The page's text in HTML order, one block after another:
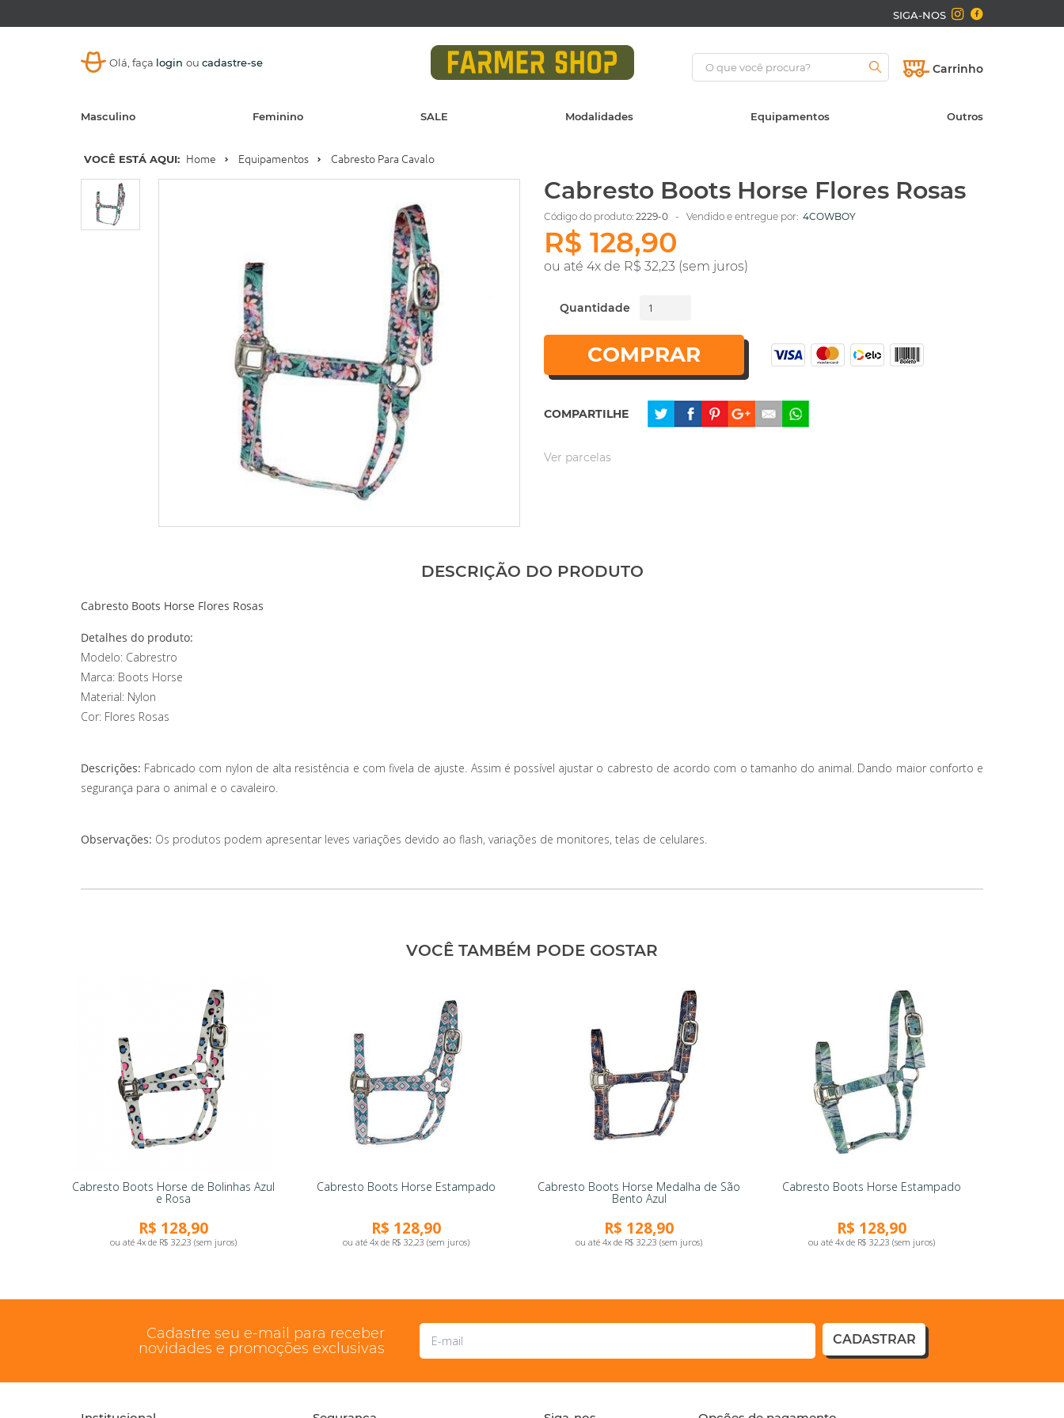
SIGA-NOS
Olá, faça login ou cadastre-se Carrinho
Masculino Feminino SALE Modalidades Equipamentos Outros
VOCÊ ESTÁ AQUI: Home Equipamentos Cabresto Para Cavalo
Cabresto Boots Horse Flores Rosas
Código do produto: 2229-0 - Vendido e entregue por: 4COWBOY
R$ 128,90
ou até 4x de R$ 32,23 (sem juros)
Quantidade
COMPRAR
COMPARTILHE
Ver parcelas
DESCRIÇÃO DO PRODUTO
Cabresto Boots Horse Flores Rosas
Detalhes do produto:
Modelo: Cabrestro
Marca: Boots Horse
Material: Nylon
Cor: Flores Rosas
Descrições: Fabricado com nylon de alta resistência e com fivela de ajuste. Assim é possível ajustar o cabresto de acordo com o tamanho do animal. Dando maior conforto e
segurança para o animal e o cavaleiro.
Observações: Os produtos podem apresentar leves variações devido ao flash, variações de monitores, telas de celulares.
VOCÊ TAMBÉM PODE GOSTAR
Cabresto Boots Horse de Bolinhas Azul
e Rosa
R$ 128,90
ou até 4x de R$ 32,23 (sem juros)
Cabresto Boots Horse Estampado
R$ 128,90
ou até 4x de R$ 32,23 (sem juros)
Cabresto Boots Horse Medalha de São
Bento Azul
R$ 128,90
ou até 4x de R$ 32,23 (sem juros)
Cabresto Boots Horse Estampado
R$ 128,90
ou até 4x de R$ 32,23 (sem juros)
Cadastre seu e-mail para receber
novidades e promoções exclusivas
CADASTRAR